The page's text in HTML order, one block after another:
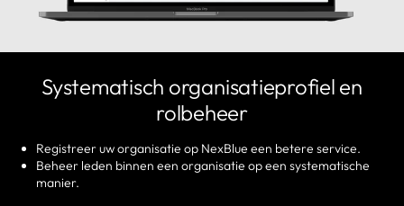
Systematisch organisatieprofiel en
rolbeheer
Registreer uw organisatie op NexBlue een betere service.
Beheer leden binnen een organisatie op een systematische
manier.